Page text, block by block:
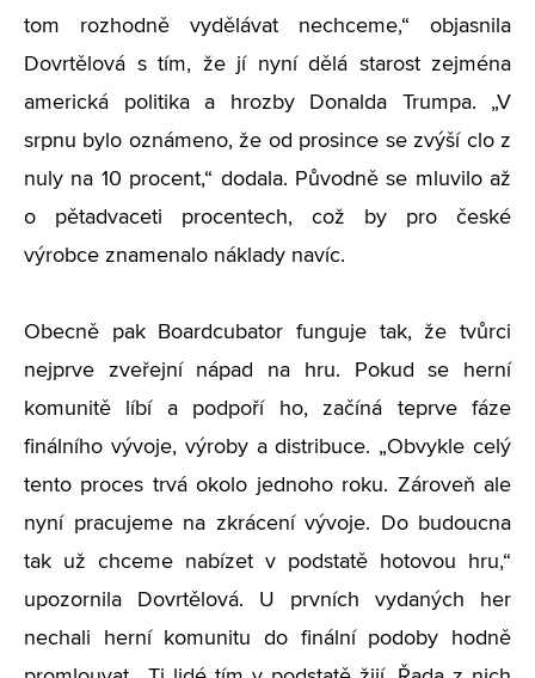
tom rozhodně vydělávat nechceme,“ objasnila
Dovrtělová s tím, že jí nyní dělá starost zejména
americká politika a hrozby Donalda Trumpa. „V
srpnu bylo oznámeno, že od prosince se zvýší clo z
nuly na 10 procent,“ dodala. Původně se mluvilo až
o pětadvaceti procentech, což by pro české
výrobce znamenalo náklady navíc.
Obecně pak Boardcubator funguje tak, že tvůrci
nejprve zveřejní nápad na hru. Pokud se herní
komunitě líbí a podpoří ho, začíná teprve fáze
finálního vývoje, výroby a distribuce. „Obvykle celý
tento proces trvá okolo jednoho roku. Zároveň ale
nyní pracujeme na zkrácení vývoje. Do budoucna
tak už chceme nabízet v podstatě hotovou hru,“
upozornila Dovrtělová. U prvních vydaných her
nechali herní komunitu do finální podoby hodně